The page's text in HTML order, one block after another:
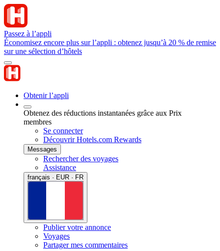
Passez à l’appli
Économisez encore plus sur l’appli : obtenez jusqu’à 20 % de remise
sur une sélection d’hôtels
Obtenir l’appli
Obtenez des réductions instantanées grâce aux Prix
membres
Se connecter
Découvrir Hotels.com Rewards
Messages
Rechercher des voyages
Assistance
français · EUR · FR
Publier votre annonce
Voyages
Partager mes commentaires